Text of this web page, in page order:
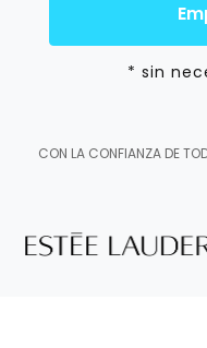
* sin
CON LA CONFIANZA DE